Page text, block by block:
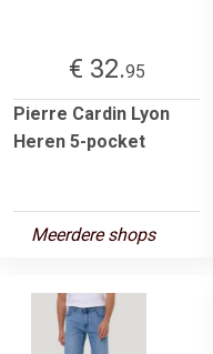
€ 32.95
Pierre Cardin Lyon
Heren 5-pocket
Meerdere shops